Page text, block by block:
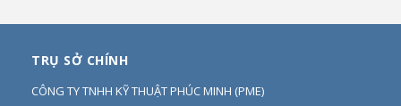
TRỤ SỞ CHÍNH
CÔNG TY TNHH KỸ THUẬT PHÚC MINH (PME)